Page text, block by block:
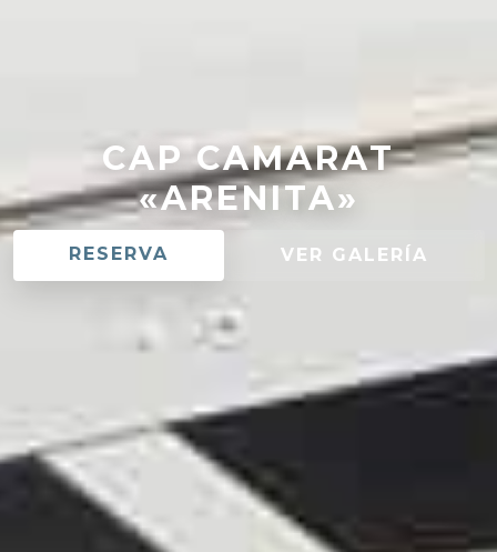
CAP CAMARAT
«ARENITA»
RESERVA VER GALERÍA